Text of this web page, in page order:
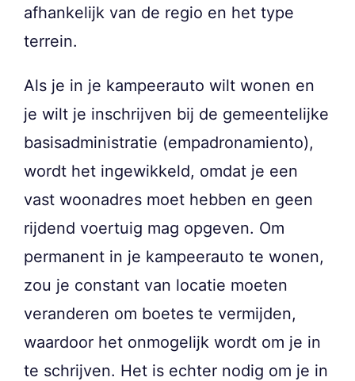
afhankelijk van de regio en het type
terrein.
Als je in je kampeerauto wilt wonen en
je wilt je inschrijven bij de gemeentelijke
basisadministratie (empadronamiento),
wordt het ingewikkeld, omdat je een
vast woonadres moet hebben en geen
rijdend voertuig mag opgeven. Om
permanent in je kampeerauto te wonen,
zou je constant van locatie moeten
veranderen om boetes te vermijden,
waardoor het onmogelijk wordt om je in
te schrijven. Het is echter nodig om je in